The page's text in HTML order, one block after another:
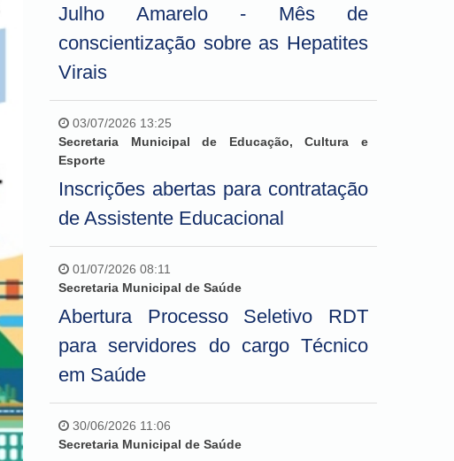
Julho Amarelo - Mês de
conscientização sobre as Hepatites
Virais
03/07/2026 13:25
Secretaria Municipal de Educação, Cultura e
Esporte
Inscrições abertas para contratação
de Assistente Educacional
01/07/2026 08:11
Secretaria Municipal de Saúde
Abertura Processo Seletivo RDT
para servidores do cargo Técnico
em Saúde
30/06/2026 11:06
Secretaria Municipal de Saúde